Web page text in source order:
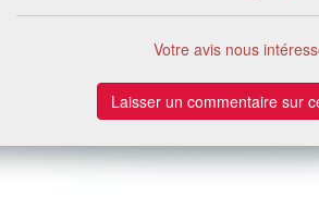
Votre avis nous
Laisser un commentaire sur